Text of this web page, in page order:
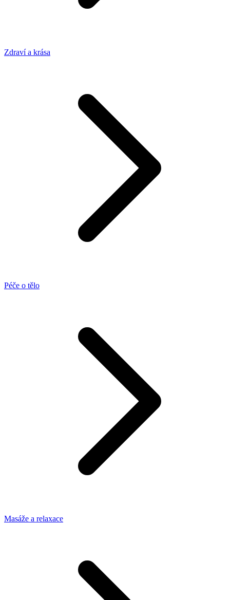
Zdraví a krása
Péče o tělo
Masáže a relaxace